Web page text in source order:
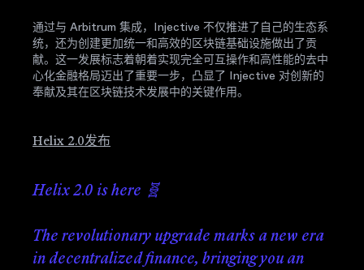
通过与 Arbitrum 集成，Injective 不仅推进了自己的生态系
统，还为创建更加统一和高效的区块链基础设施做出了贡
献。这一发展标志着朝着实现完全可互操作和高性能的去中
心化金融格局迈出了重要一步，凸显了 Injective 对创新的
奉献及其在区块链技术发展中的关键作用。
Helix 2.0发布
Helix 2.0 is here 🧬
The revolutionary upgrade marks a new era
in decentralized finance, bringing you an